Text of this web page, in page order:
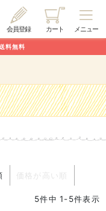
メニュー
カート
会員登録
料無料
価格が高い順
5件中 1-5件表示